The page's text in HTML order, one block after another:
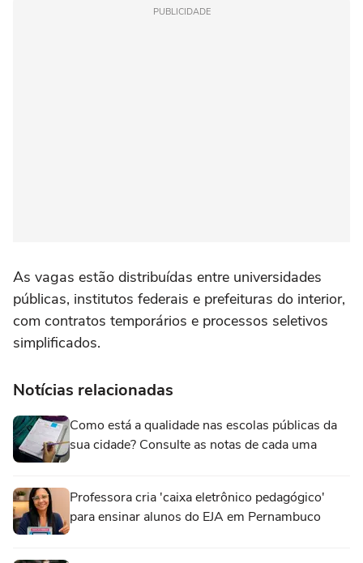
PUBLICIDADE
As vagas estão distribuídas entre universidades
públicas, institutos federais e prefeituras do interior,
com contratos temporários e processos seletivos
simplificados.
Notícias relacionadas
Como está a qualidade nas escolas públicas da
sua cidade? Consulte as notas de cada uma
Professora cria 'caixa eletrônico pedagógico'
para ensinar alunos do EJA em Pernambuco